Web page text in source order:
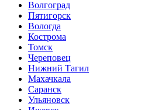
Волгоград
Пятигорск
Вологда
Кострома
Томск
Череповец
Нижний Тагил
Махачкала
Саранск
Ульяновск